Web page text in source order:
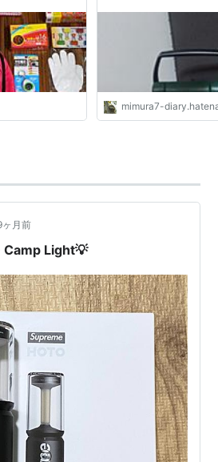
mimura7-
ヶ月前
Camp Light💡